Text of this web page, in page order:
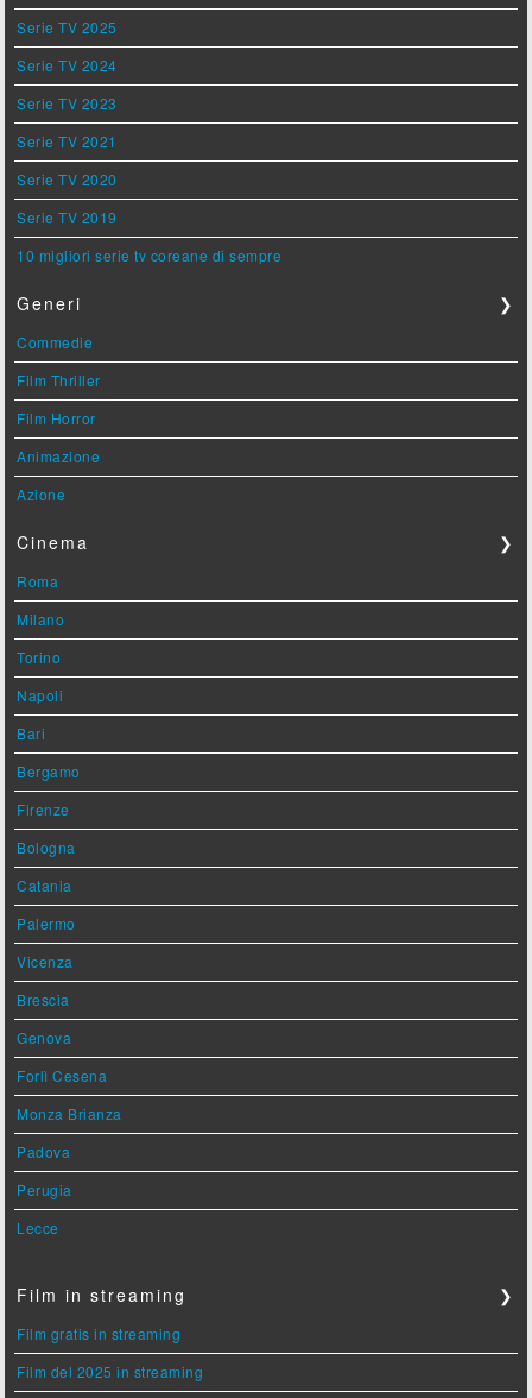
Serie TV 2025
Serie TV 2024
Serie TV 2023
Serie TV 2021
Serie TV 2020
Serie TV 2019
10 migliori serie tv coreane di sempre
Generi ❯
Commedie
Film Thriller
Film Horror
Animazione
Azione
Cinema ❯
Roma
Milano
Torino
Napoli
Bari
Bergamo
Firenze
Bologna
Catania
Palermo
Vicenza
Brescia
Genova
Forlì Cesena
Monza Brianza
Padova
Perugia
Lecce
Film in streaming ❯
Film gratis in streaming
Film del 2025 in streaming